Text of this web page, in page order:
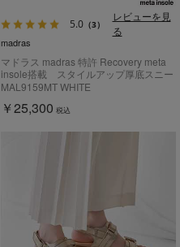
5.0（3）
レビューを見
る
madras
マドラス madras 特許 Recovery meta
insole搭載 スタイルアップ厚底スニー
カー MAL9159MT
MAL9159MT WHITE
￥25,300 税込